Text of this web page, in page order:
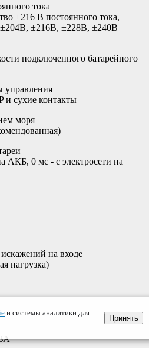
тока
±216 В постоянного тока,
±216В, ±228В, ±240В
подключенного батарейного
управления
и сухие контакты
моря
АКБ, 0 мс - с электросети на
на входе
нагрузка)
и системы аналитики для
Принять